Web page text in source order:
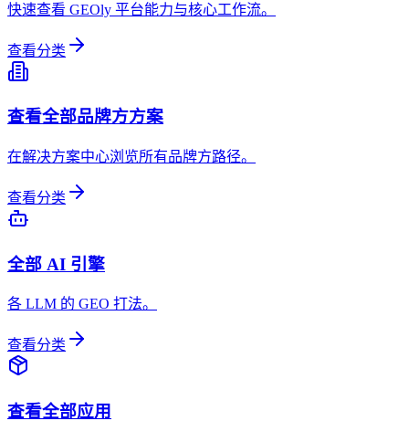
快速查看 GEOly 平台能力与核心工作流。
查看分类
查看全部品牌方方案
在解决方案中心浏览所有品牌方路径。
查看分类
全部 AI 引擎
各 LLM 的 GEO 打法。
查看分类
查看全部应用